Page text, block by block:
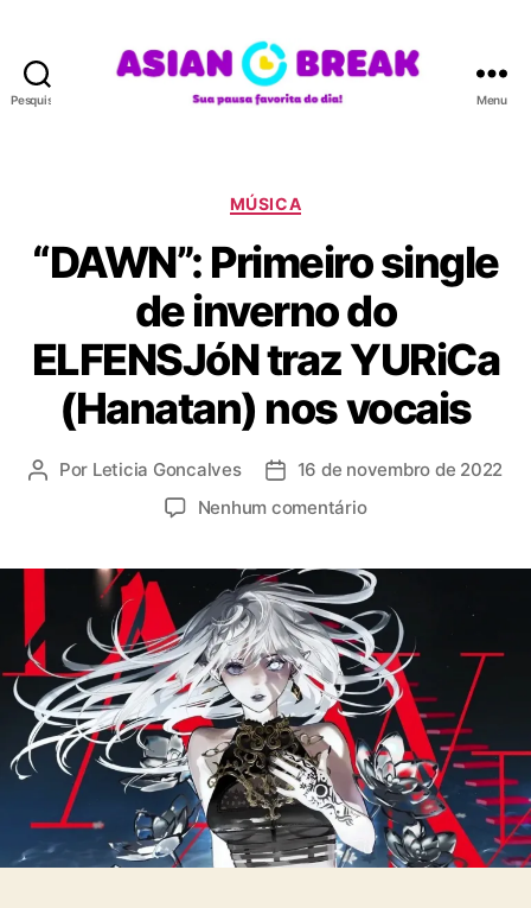
Pesquisar
A
B
R
E
A
K
Menu
C
t
e
g
o
r
a
MÚSICA
“DAWN”: Primeiro single
de inverno do
ELFENSJóN traz YURiCa
(Hanatan) nos vocais
A
r
o
p
o
s
t
Por Leticia Goncalves
D
d
e
p
u
b
l
i
c
a
ç
ã
o
16 de novembro de 2022
Nenhum comentárioe
D
A
W
N
”
:
P
r
i
m
e
i